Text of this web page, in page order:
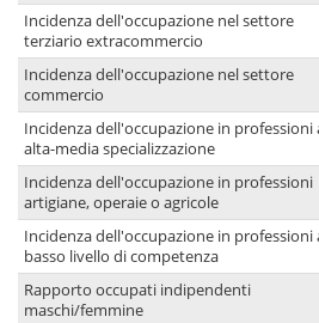
Incidenza dell'occupazione nel settore
terziario extracommercio
Incidenza dell'occupazione nel settore
commercio
Incidenza dell'occupazione in professioni
alta-media specializzazione
Incidenza dell'occupazione in professioni
artigiane, operaie o agricole
Incidenza dell'occupazione in professioni
basso livello di competenza
Rapporto occupati indipendenti
maschi/femmine